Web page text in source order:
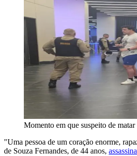
Momento em que suspeito de
"Uma pessoa de um coração enorme,
de Souza Fernandes, de 44 anos,